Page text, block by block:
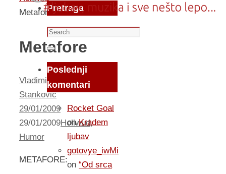
Metafore
Metafore
Vladimir
Stankovic
29/01/2009
29/01/2009Holiwud,
Humor
METAFORE:
Pretraga
Search
for:
Search
Poslednji
komentari
Rocket Goal
onKradem
ljubav
gotovye_iwMi
on “Od srca